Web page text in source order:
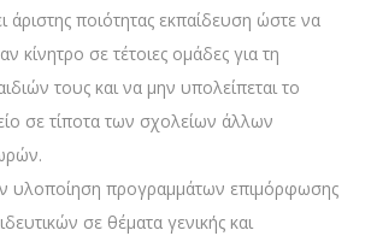
άριστης ποιότητας εκπαίδευση ώστε να
κίνητρο σε τέτοιες ομάδες για τη
τους και να μην υπολείπεται το
σε τίποτα των σχολείων άλλων
υλοποίηση προγραμμάτων επιμόρφωσης
σε θέματα γενικής και